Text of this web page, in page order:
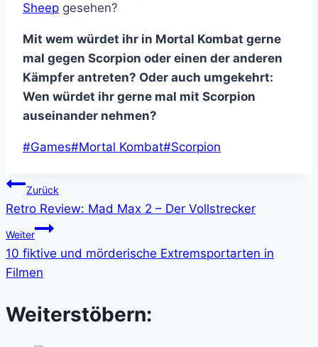
Sheep gesehen?
Mit wem würdet ihr in Mortal Kombat gerne
mal gegen Scorpion oder einen der anderen
Kämpfer antreten? Oder auch umgekehrt:
Wen würdet ihr gerne mal mit Scorpion
auseinander nehmen?
Schlagworte:
#Games#Mortal Kombat#Scorpion
Beitragsnavigation
Zurück
Retro Review: Mad Max 2 – Der Vollstrecker
Weiter
10 fiktive und mörderische Extremsportarten in
Filmen
Weiterstöbern: